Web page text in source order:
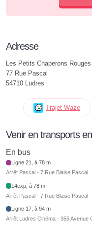
Adresse
Les Petits Chaperons Rouges
77 Rue Pascal
54710 Ludres
Trajet Waze
Venir en transports
En bus
Ligne 21, à 78 m
Arrêt Pascal - 7 Rue Blaise Pascal
14exp, à 78 m
Arrêt Pascal - 7 Rue Blaise Pascal
Ligne 17, à 94 m
Arrêt Ludres Cinéma - 355 Avenue